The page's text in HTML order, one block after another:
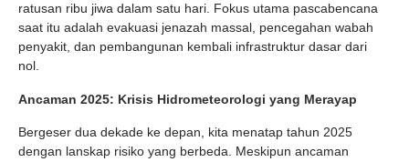
ratusan ribu jiwa dalam satu hari. Fokus utama pascabencana
saat itu adalah evakuasi jenazah massal, pencegahan wabah
penyakit, dan pembangunan kembali infrastruktur dasar dari
nol.
Ancaman 2025: Krisis Hidrometeorologi yang Merayap
Bergeser dua dekade ke depan, kita menatap tahun 2025
dengan lanskap risiko yang berbeda. Meskipun ancaman